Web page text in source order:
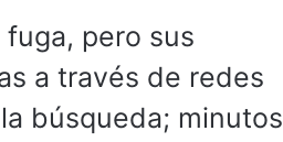
pero sus
a través de redes
búsqueda; minutos